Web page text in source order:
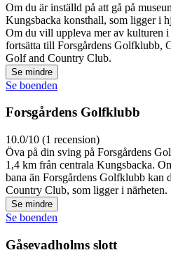
Om du är inställd på att gå på
Kungsbacka konsthall, som ligger i
Om du vill uppleva mer av kulturen
fortsätta till Forsgårdens Golfklubb,
Golf and Country Club.
Se mindre
Se boenden
Forsgårdens Golfklubb
10.0/10 (1 recension)
Öva på din sving på Forsgårdens
1,4 km från centrala Kungsbacka.
bana än Forsgårdens Golfklubb kan
Country Club, som ligger i närheten.
Se mindre
Se boenden
Gåsevadholms slott